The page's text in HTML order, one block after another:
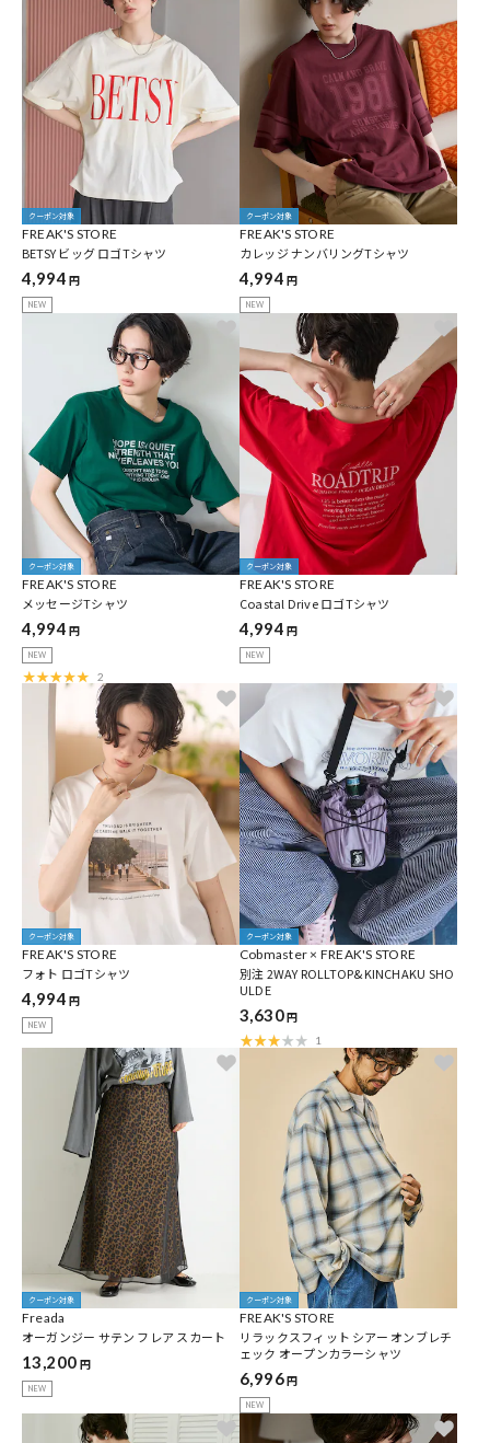
クーポン対象
FREAK'S STORE
BETSY ビッグ ロゴTシャツ
4,994 円
NEW
クーポン対象
FREAK'S STORE
カレッジ ナンバリングTシャツ
4,994 円
NEW
クーポン対象
FREAK'S STORE
メッセージTシャツ
4,994 円
NEW
2
クーポン対象
FREAK'S STORE
Coastal Drive ロゴTシャツ
4,994 円
NEW
クーポン対象
FREAK'S STORE
フォト ロゴTシャツ
4,994 円
NEW
クーポン対象
Cobmaster × FREAK'S STORE
別注 2WAY ROLLTOP&KINCHAKU SHO
ULDE
3,630円
1
クーポン対象
Freada
オーガンジー サテン フレア スカート
13,200 円
NEW
クーポン対象
FREAK'S STORE
リラックスフィット シアー オンブレチ
ェック オープンカラーシャツ
6,996 円
NEW